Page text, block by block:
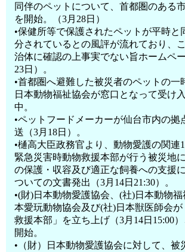
同伴のペットについて、首都圏のある
を開始。（3月28日）
•保健所等で保護されたペットが平時と
分されているとの風評が流れており、
治体に確認の上事実でない旨ホームペ
23日）。
•首都圏へ避難した被災者のペットの一
日本動物福祉協会が窓口となって受け
中。
•ペットフードメーカーが仙台市内の拠
送（3月18日）。
•樋高大臣政務官より、動物愛護の関連
緊急災害時動物救援本部が行う被災地
の保護・収容及び適正な飼養への支援
ついての文書発出（3月14日21:30）。
•(財)日本動物愛護協会、(社)日本動物福
本愛玩動物協会及び(社)日本獣医師会
救援本部」を立ち上げ（3月14日15:00
開始。
•（財）日本動物愛護協会に対して、被